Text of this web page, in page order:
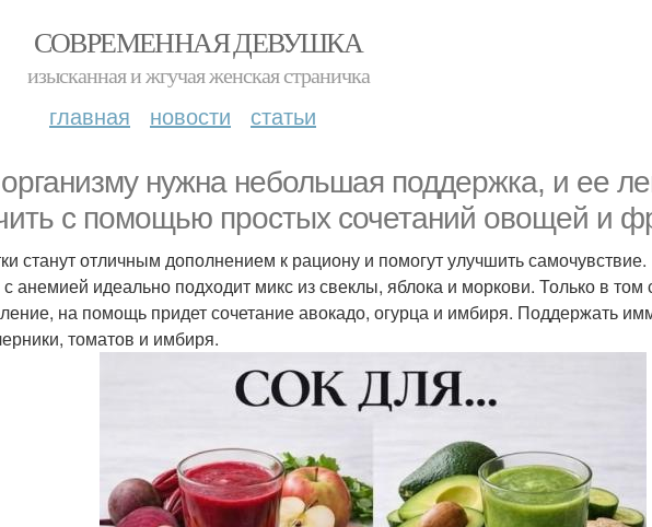
СОВРЕМЕННАЯ ДЕВУШКА
изысканная и жгучая женская страничка
главная новости статьи
нужна небольшая поддержка, и ее
с помощью простых сочетаний овощей и
станут отличным дополнением к рациону и помогут улучшить самочувствие.
анемией идеально подходит микс из свеклы, яблока и моркови. Только в том
на помощь придет сочетание авокадо, огурца и имбиря. Поддержать
томатов и имбиря.